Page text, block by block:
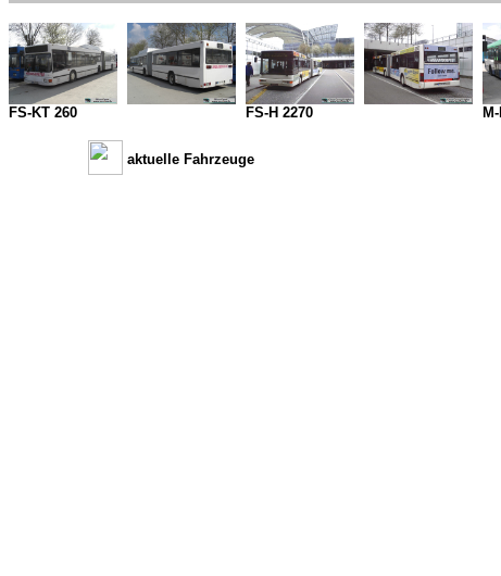
FS-KT 260 FS-H 2270
aktuelle Fahrzeuge